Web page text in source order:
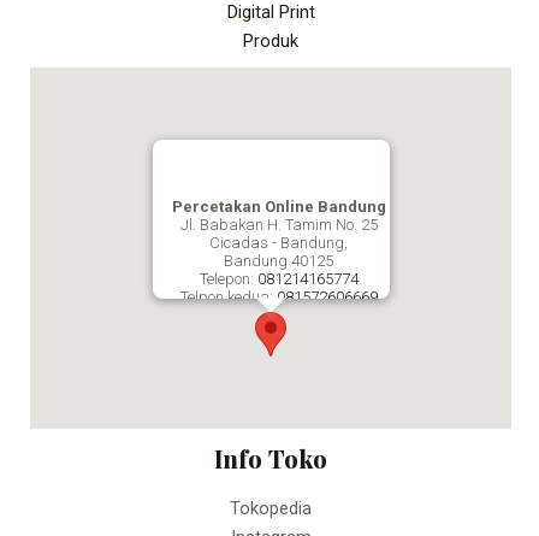
Digital Print
Produk
Percetakan Online Bandung
Jl. Babakan H. Tamim No. 25
Cicadas - Bandung,
Bandung 40125
Telepon: 081214165774
Telpon kedua: 081572606669
Percetakan Online Bandung
Info Toko
Tokopedia